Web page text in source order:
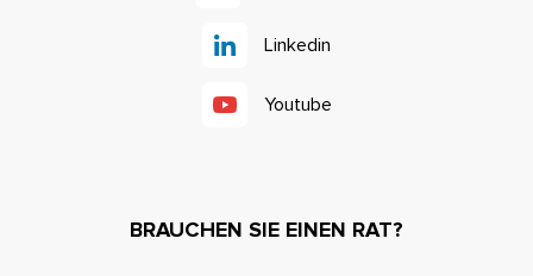
Linkedin
Youtube
BRAUCHEN SIE EINEN RAT?